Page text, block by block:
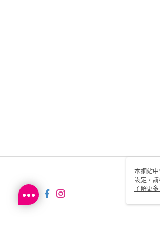
本網站
設定，請
用 cookie
了解更